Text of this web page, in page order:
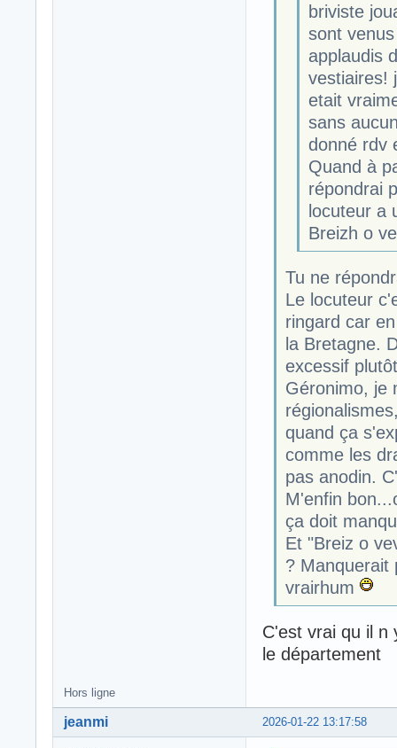
briviste
sont
applaudis
vestiaires!
etait
sans
donné rdv
Quand à
répondrai
locuteur a
Breizh o
Tu ne
Le locuteur
ringard car
la Bretagne.
excessif
Géronimo, je
quand ça
comme les
pas anodin.
M'enfin
ça doit
Et "Breiz o
? Manquerait
vrairhum
C'est vrai qu il n
le département
Hors ligne
2026-01-22 13:17:58
jeanmi